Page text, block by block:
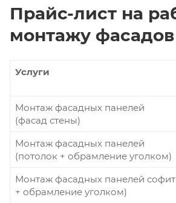
Прайс-лист на
монтажу
Услуги
Монтаж фасадных панелей
(фасад стены)
Монтаж фасадных панелей
(потолок + обрамление уголком)
Монтаж фасадных панелей софит
+ обрамление уголком)